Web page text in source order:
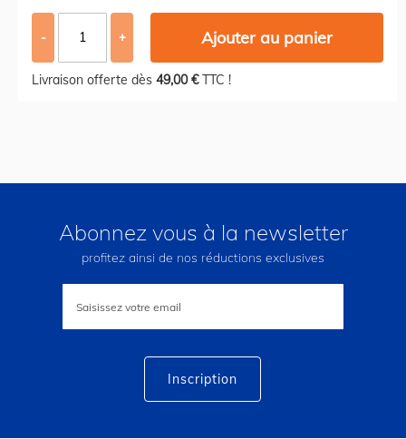
- + Ajouter au panier
Livraison offerte dès 49,00 €TTC !
Abonnez vous à la newsletter
profitez ainsi de nos réductions exclusives
lettre
Inscription